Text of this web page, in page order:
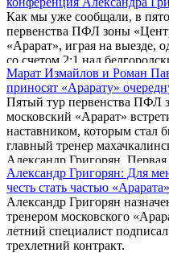
Как мы уже сообщали, в
первенства ПФЛ зоны
«Арарат», играя на выезде,
со счетом 2:1 над
«Энергомашем». Авторами
«Арарата» стали: 46 мин. –
Измайлов, 65 мин. – Роман
Отметим, что в этом матче
«Арарата» вышли на поле
руководством нового
бывшего наставника
«Анжи» Александра
Марат Измайлов и Роман
приносят «Арарату»
Пятый тур первенства ПФЛ
московский «Арарат»
наставником, которым стал
главный тренер
Александр Григорян.
наставником стала победной
«Арарата» на выезде
белгородский «Энергомаш»
проигрывая после первого
0:1.
Александр Григорян: Для
честь стать частью «Арарата»
Александр Григорян
тренером московского
летний специалист
трехлетний контракт.